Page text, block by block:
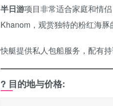
半日游项目非常适合家庭和情
Khanom，观赏独特的粉红海豚
快艇提供私人包船服务，配有
? 目的地与价格: